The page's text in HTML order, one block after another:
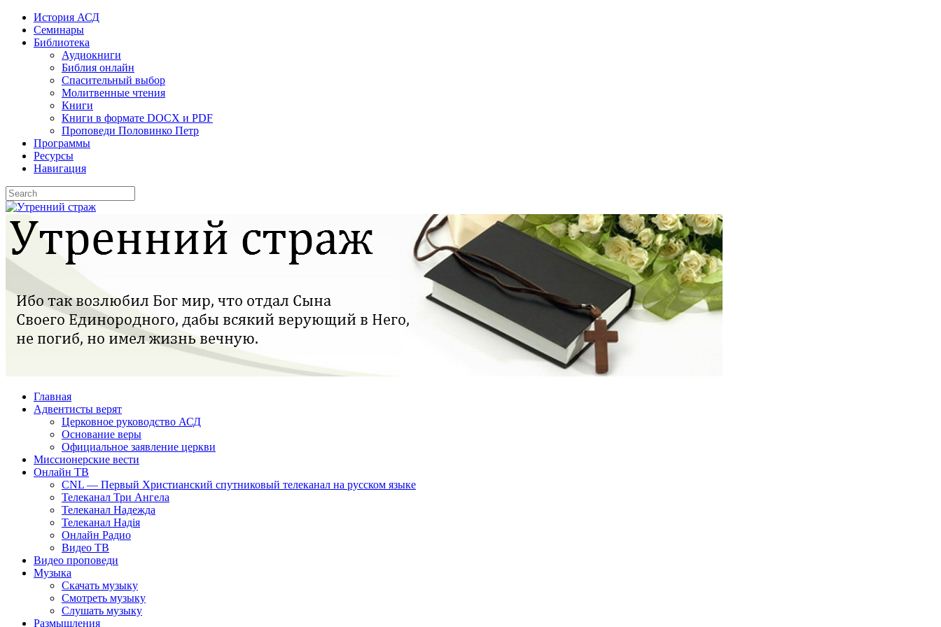
Skip
content
История АСД
Семинары
Библиотека
Аудиокниги
Библия онлайн
Спасительный выбор
Молитвенные чтения
Книги
Книги в формате DOCX и PDF
Проповеди Половинко Петр
Программы
Ресурсы
Навигация
Главная
Адвентисты верят
Церковное руководство АСД
Основание веры
Официальное заявление церкви
Миссионерские вести
Онлайн ТВ
CNL — Первый Христианский спутниковый телеканал на русском языке
Телеканал Три Ангела
Телеканал Надежда
Телеканал Надія
Онлайн Радио
Видео ТВ
Видео проповеди
Музыка
Скачать музыку
Смотреть музыку
Слушать музыку
Размышления